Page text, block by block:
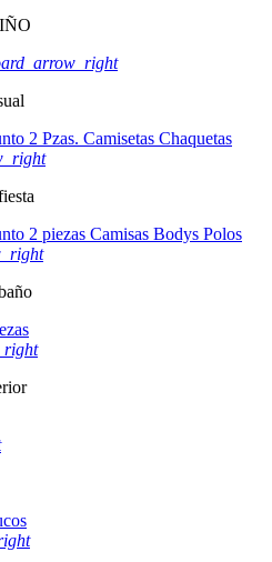
2 Pzas. Camisetas Chaquetas
2 piezas Camisas Bodys Polos